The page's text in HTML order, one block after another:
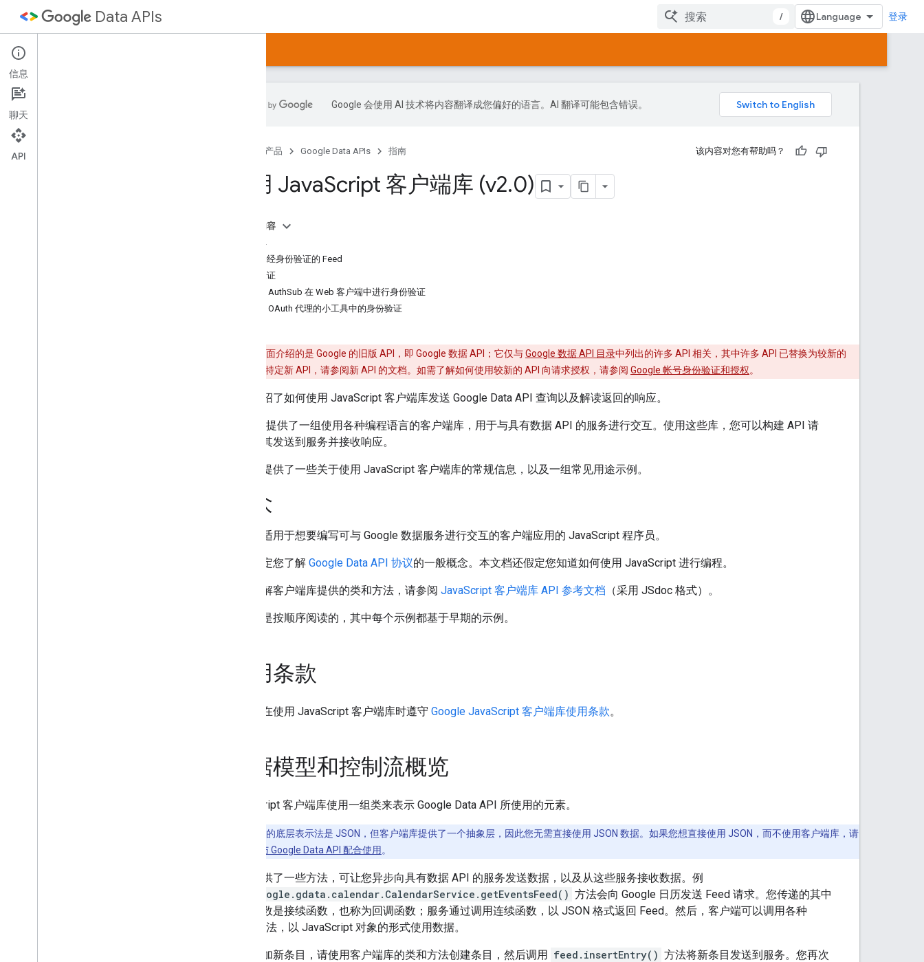
Data APIs / 登录
Google Data API
API 目录
Google 会使用 AI 技术将内容翻译成您偏好的语言。AI 翻译可能包含错误。
产品 Google Data APIs 指南 该内容对您有帮助吗？
使用 JavaScript 客户端库 (v2.0)
本页内容
加载库
请求未经身份验证的 Feed
身份验证
使用 AuthSub 在 Web 客户端中进行身份验证
使用 OAuth 代理的小工具中的身份验证
：本页面介绍的是 Google 的旧版 API，即 Google 数据 API；它仅与Google 数据 API 目录中列出的许多 API 相关，其中许多 API 已替换为较新的
API。如需了解特定新 API，请参阅新 API 的文档。如需了解如何使用较新的 API 向请求授权，请参阅 Google 帐号身份验证和授权。
本文介绍了如何使用 JavaScript 客户端库发送 Google Data API 查询以及解读返回的响应。
Google 提供了一组使用各种编程语言的客户端库，用于与具有数据 API 的服务进行交互。使用这些库，您可以构建 API 请
求、将其发送到服务并接收响应。
本文档提供了一些关于使用 JavaScript 客户端库的常规信息，以及一组常见用途示例。
观众
本文档适用于想要编写可与 Google 数据服务进行交互的客户端应用的 JavaScript 程序员。
本文假定您了解 Google Data API 协议的一般概念。本文档还假定您知道如何使用 JavaScript 进行编程。
如需了解客户端库提供的类和方法，请参阅 JavaScript 客户端库 API 参考文档 （采用 JSdoc 格式）。
本文档是按顺序阅读的，其中每个示例都基于早期的示例。
使用条款
您同意在使用 JavaScript 客户端库时遵守 Google JavaScript 客户端库使用条款。
数据模型和控制流概览
JavaScript 客户端库使用一组类来表示 Google Data API 所使用的元素。
：数据的底层表示法是 JSON，但客户端库提供了一个抽象层，因此您无需直接使用 JSON 数据。如果您想直接使用 JSON，而不使用客户端库，请
将 JSON 与 Google Data API 配合使用 。
该库提供了一些方法，可让您异步向具有数据 API 的服务发送数据，以及从这些服务接收数据。例
google.gdata.calendar.CalendarService.getEventsFeed() 方法会向 Google 日历发送 Feed 请求。您传递的其中
一个参数是接续函数，也称为回调函数；服务通过调用连续函数，以 JSON 格式返回 Feed。然后，客户端可以调用各种
方法，以 JavaScript 对象的形式使用数据。
如需添加新条目，请使用客户端库的类和方法创建条目，然后调用 feed.insertEntry() 方法将新条目发送到服务。您再次
信息
聊天
API